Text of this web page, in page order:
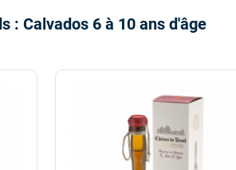
: Calvados 6 à 10 ans d'âge